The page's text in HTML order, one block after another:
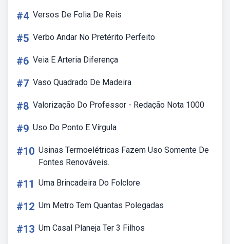
#4 Versos De Folia De Reis
#5 Verbo Andar No Pretérito Perfeito
#6 Veia E Arteria Diferença
#7 Vaso Quadrado De Madeira
#8 Valorização Do Professor - Redação Nota 1000
#9 Uso Do Ponto E Vírgula
#10 Usinas Termoelétricas Fazem Uso Somente De
Fontes Renováveis.
#11 Uma Brincadeira Do Folclore
#12 Um Metro Tem Quantas Polegadas
#13 Um Casal Planeja Ter 3 Filhos